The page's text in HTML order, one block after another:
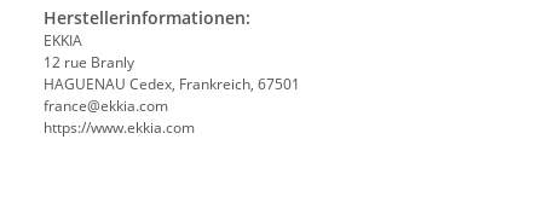
Herstellerinformationen:
EKKIA
12 rue Branly
HAGUENAU Cedex, Frankreich, 67501
france@ekkia.com
https://www.ekkia.com